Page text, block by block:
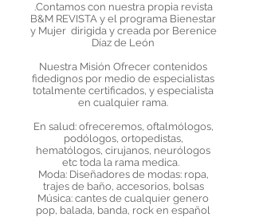
.Contamos con nuestra propia revista
B&M REVISTA y el programa Bienestar
y Mujer dirigida y creada por Berenice
Díaz de León​
Nuestra Misión Ofrecer contenidos
fidedignos por medio de especialistas
totalmente certificados, y especialista
en cualquier rama.
En salud: ofreceremos, oftalmólogos,
podólogos, ortopedistas,
hematólogos, cirujanos, neurólogos
etc toda la rama medica.
Moda: Diseñadores de modas: ropa,
trajes de baño, accesorios, bolsas
Música: cantes de cualquier genero
pop, balada, banda, rock en español